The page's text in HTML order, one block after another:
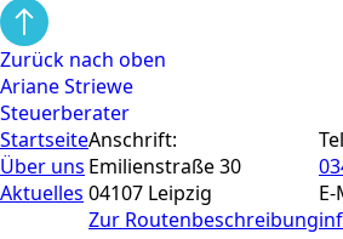
Zurück nach oben
Ariane Striewe
Steuerberater
Startseite
Über uns
Aktuelles
Anschrift:
Emilienstraße 30
04107 Leipzig
Zur Routen­beschreibung